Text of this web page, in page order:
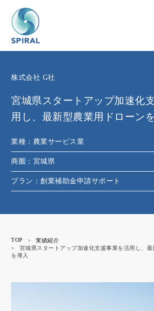
株式会社 G社
宮城県スタートアップ加速化
用し、最新型農業用ドローン
業種： 農業サービス業
商圏： 宮城県
プラン：創業補助金申請サポート
TOP >
実績紹介
>
宮城県スタートアップ加速化支援事業を活用し、
を導入